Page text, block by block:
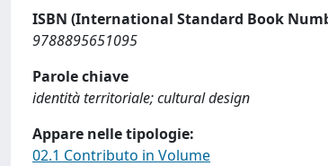
ISBN (International Standard Book
9788895651095
Parole chiave
identità territoriale; cultural design
Appare nelle tipologie:
02.1 Contributo in Volume